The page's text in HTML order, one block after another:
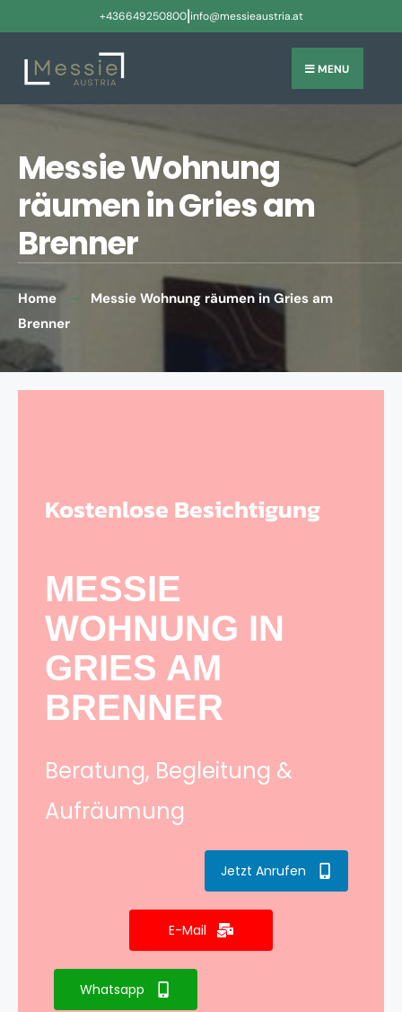
+436649250800|info@messieaustria.at
MENU
Messie Wohnung
räumen in Gries am
Brenner
Home
Messie Wohnung räumen in Gries am
Brenner
Kostenlose Besichtigung
MESSIE
WOHNUNG IN
GRIES AM
BRENNER
Beratung, Begleitung &
Aufräumung
Jetzt Anrufen
E-Mail
Whatsapp